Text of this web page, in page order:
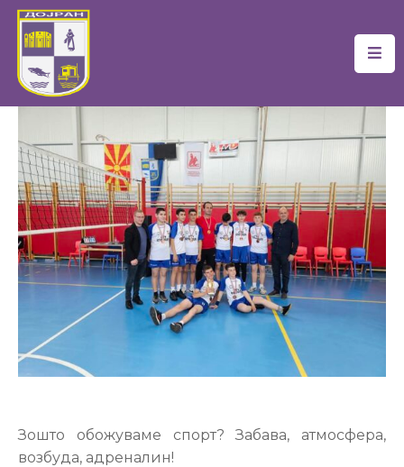
Почетна
Самоуправа
Новости
Проекти
Документи
Финансии
Настани
Зошто обожуваме спорт? Забава, атмосфера,
возбуда, адреналин!